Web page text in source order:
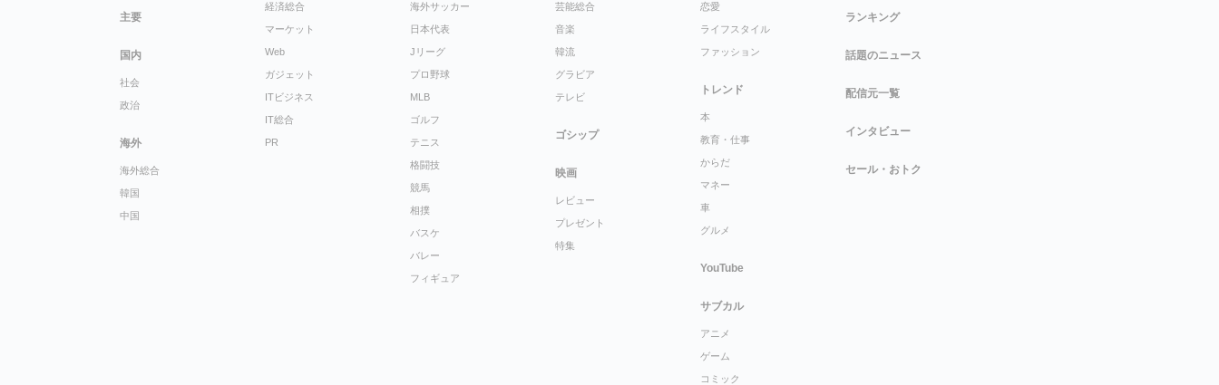
主要
国内
社会
政治
海外
海外総合
韓国
中国
経済総合
マーケット
Web
ガジェット
ITビジネス
IT総合
PR
海外サッカー
日本代表
Jリーグ
プロ野球
MLB
ゴルフ
テニス
格闘技
競馬
相撲
バスケ
バレー
フィギュア
芸能総合
音楽
韓流
グラビア
テレビ
ゴシップ
映画
レビュー
プレゼント
特集
恋愛
ライフスタイル
ファッション
トレンド
本
教育・仕事
からだ
マネー
車
グルメ
YouTube
サブカル
アニメ
ゲーム
コミック
ランキング
話題のニュース
配信元一覧
インタビュー
セール・おトク